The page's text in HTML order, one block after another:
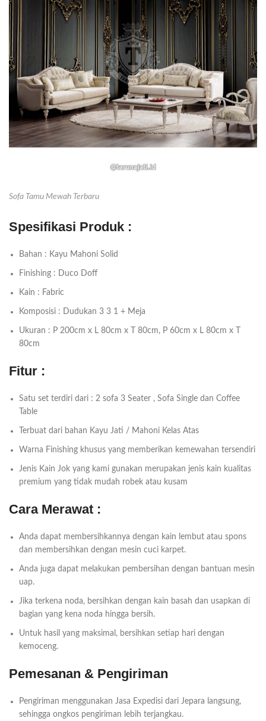
Sofa Tamu Mewah Terbaru
Spesifikasi Produk :
Bahan : Kayu Mahoni Solid
Finishing : Duco Doff
Kain : Fabric
Komposisi : Dudukan 3 3 1 + Meja
Ukuran : P 200cm x L 80cm x T 80cm, P 60cm x L 80cm x T
80cm
Fitur :
Satu set terdiri dari : 2 sofa 3 Seater , Sofa Single dan Coffee
Table
Terbuat dari bahan Kayu Jati / Mahoni Kelas Atas
Warna Finishing khusus yang memberikan kemewahan tersendiri
Jenis Kain Jok yang kami gunakan merupakan jenis kain kualitas
premium yang tidak mudah robek atau kusam
Cara Merawat :
Anda dapat membersihkannya dengan kain lembut atau spons
dan membersihkan dengan mesin cuci karpet.
Anda juga dapat melakukan pembersihan dengan bantuan mesin
uap.
Jika terkena noda, bersihkan dengan kain basah dan usapkan di
bagian yang kena noda hingga bersih.
Untuk hasil yang maksimal, bersihkan setiap hari dengan
kemoceng.
Pemesanan & Pengiriman
Pengiriman menggunakan Jasa Expedisi dari Jepara langsung,
sehingga ongkos pengiriman lebih terjangkau.